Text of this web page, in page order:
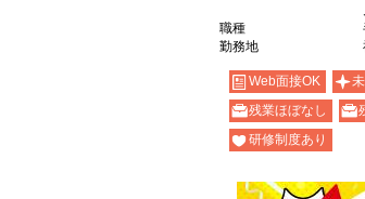
職種
勤務地
Web面接OK
残業ほぼなし
研修制度あり